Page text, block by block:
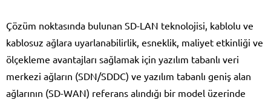
Çözüm noktasında bulunan SD-LAN teknolojisi, kablolu ve
kablosuz ağlara uyarlanabilirlik, esneklik, maliyet etkinliği ve
ölçekleme avantajları sağlamak için yazılım tabanlı veri
merkezi ağların (SDN/SDDC) ve yazılım tabanlı geniş alan
ağlarının (SD-WAN) referans alındığı bir model üzerinde